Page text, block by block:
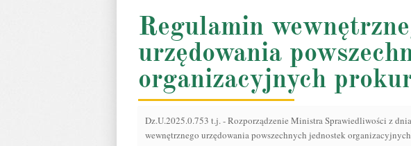
Regulamin
urzędowania
organizacyjnych
Dz.U.2025.0.753 t.j.-Rozporządzenie Ministra Sprawiedliwości z
wewnętrznego urzędowania powszechnych jednostek